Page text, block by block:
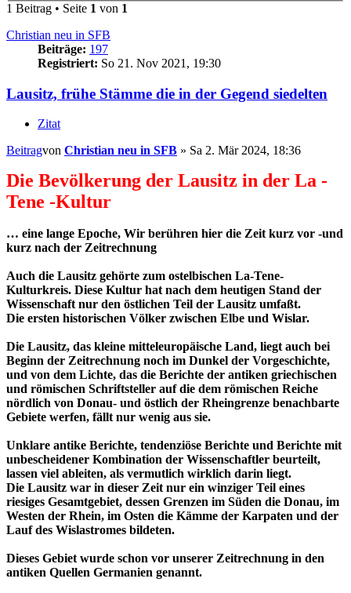
1 Beitrag • Seite 1 von 1
Christian neu in SFB
Beiträge: 197
Registriert: So 21. Nov 2021, 19:30
Lausitz, frühe Stämme die in der Gegend siedelten
Zitat
Beitragvon Christian neu in SFB » Sa 2. Mär 2024, 18:36
Die Bevölkerung der Lausitz in der La -
Tene -Kultur
… eine lange Epoche, Wir berühren hier die Zeit kurz vor -und
kurz nach der Zeitrechnung
Auch die Lausitz gehörte zum ostelbischen La-Tene-
Kulturkreis. Diese Kultur hat nach dem heutigen Stand der
Wissenschaft nur den östlichen Teil der Lausitz umfaßt.
Die ersten historischen Völker zwischen Elbe und Wislar.
Die Lausitz, das kleine mitteleuropäische Land, liegt auch bei
Beginn der Zeitrechnung noch im Dunkel der Vorgeschichte,
und von dem Lichte, das die Berichte der antiken griechischen
und römischen Schriftsteller auf die dem römischen Reiche
nördlich von Donau- und östlich der Rheingrenze benachbarte
Gebiete werfen, fällt nur wenig aus sie.
Unklare antike Berichte, tendenziöse Berichte und Berichte mit
unbescheidener Kombination der Wissenschaftler beurteilt,
lassen viel ableiten, als vermutlich wirklich darin liegt.
Die Lausitz war in dieser Zeit nur ein winziger Teil eines
riesiges Gesamtgebiet, dessen Grenzen im Süden die Donau, im
Westen der Rhein, im Osten die Kämme der Karpaten und der
Lauf des Wislastromes bildeten.
Dieses Gebiet wurde schon vor unserer Zeitrechnung in den
antiken Quellen Germanien genannt.